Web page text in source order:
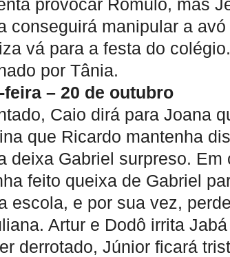
provocar Rômulo, mas
conseguirá manipular a
vá para a festa do
por Tânia.
feira – 20 de outubro
Caio dirá para Joana
que Ricardo mantenha
deixa Gabriel surpreso.
feito queixa de Gabriel
escola, e por sua vez,
Artur e Dodô irrita
derrotado, Júnior ficará